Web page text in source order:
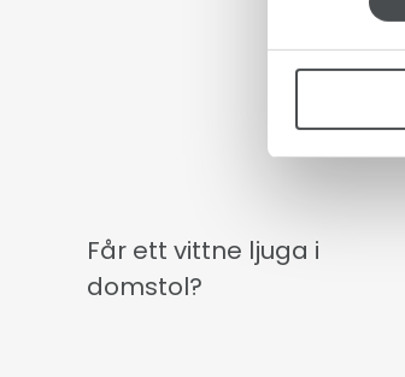
Får ett vittne ljuga i
domstol?